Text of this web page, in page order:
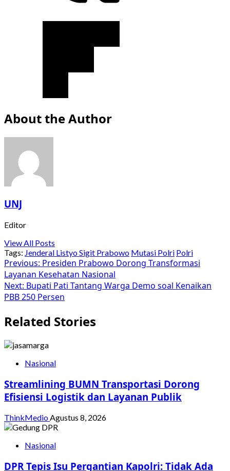
About the Author
UNJ
Editor
View All Posts
Tags: Jenderal Listyo Sigit Prabowo Mutasi Polri Polri
Post
navigation
Previous: Presiden Prabowo Dorong Transformasi
Layanan Kesehatan Nasional
Next: Bupati Pati Tantang Warga Demo soal Kenaikan
PBB 250 Persen
Related Stories
Nasional
Streamlining BUMN Transportasi Dorong
Efisiensi Logistik dan Layanan Publik
ThinkMedioAgustus 8, 2026
Nasional
DPR Tepis Isu Pergantian Kapolri: Tidak Ada